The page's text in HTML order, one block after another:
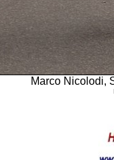
Marco Nicolodi,